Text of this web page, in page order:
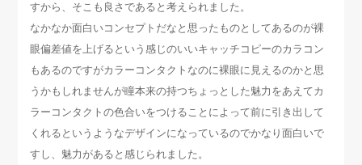
すから、そこも良さであると考えられました。
なかなか面白いコンセプトだなと思ったものとしてあるのが裸
眼偏差値を上げるという感じのいいキャッチコピーのカラコン
もあるのですがカラーコンタクトなのに裸眼に見えるのかと思
うかもしれませんが瞳本来の持つちょっとした魅力をあえてカ
ラーコンタクトの色合いをつけることによって前に引き出して
くれるというようなデザインになっているのでかなり面白いで
すし、魅力があると感じられました。